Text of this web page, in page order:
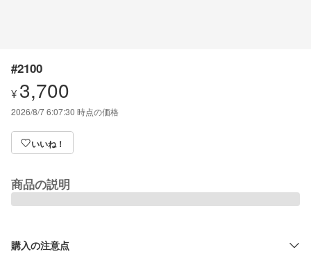
#2100
¥ 3,700
2026/8/7 6:07:30 時点の価格
いいね！
商品の説明
購入の注意点